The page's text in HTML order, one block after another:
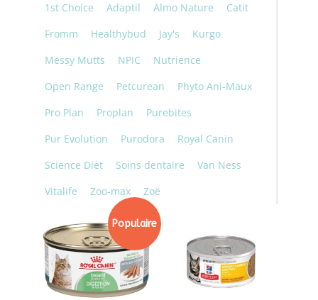
1st Choice Adaptil Almo Nature
Catit
Fromm
Healthybud Jay's
Kurgo
Messy Mutts
NPIC
Nutrience
Open Range
Petcurean
Phyto Ani-Maux
Pro Plan
Proplan
Purebites
Pur Evolution
Purodora
Royal Canin
Science Diet
Soins dentaire
Van Ness
Vitalife
Zoo-max Zoë
Populaire